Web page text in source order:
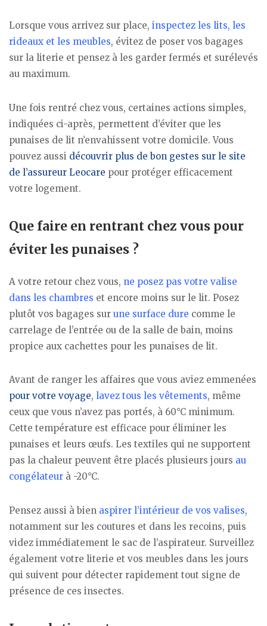
Lorsque vous arrivez sur place, inspectez les lits, les
rideaux et les meubles, évitez de poser vos bagages
sur la literie et pensez à les garder fermés et surélevés
au maximum.
Une fois rentré chez vous, certaines actions simples,
indiquées ci-après, permettent d’éviter que les
punaises de lit n’envahissent votre domicile. Vous
pouvez aussi découvrir plus de bon gestes sur le site
de l’assureur Leocare pour protéger efficacement
votre logement.
Que faire en rentrant chez vous pour
éviter les punaises ?
A votre retour chez vous, ne posez pas votre valise
dans les chambres et encore moins sur le lit. Posez
plutôt vos bagages sur une surface dure comme le
carrelage de l’entrée ou de la salle de bain, moins
propice aux cachettes pour les punaises de lit.
Avant de ranger les affaires que vous aviez emmenées
pour votre voyage, lavez tous les vêtements, même
ceux que vous n’avez pas portés, à 60°C minimum.
Cette température est efficace pour éliminer les
punaises et leurs œufs. Les textiles qui ne supportent
pas la chaleur peuvent être placés plusieurs jours au
congélateur à -20°C.
Pensez aussi à bien aspirer l’intérieur de vos valises,
notamment sur les coutures et dans les recoins, puis
videz immédiatement le sac de l’aspirateur. Surveillez
également votre literie et vos meubles dans les jours
qui suivent pour détecter rapidement tout signe de
présence de ces insectes.